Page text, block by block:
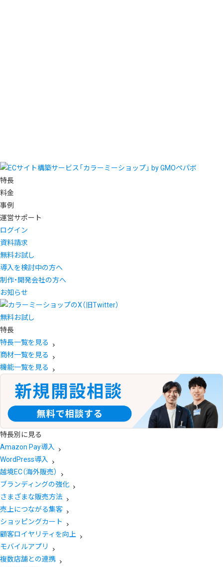
特長
料金
事例
運営サポート
ログイン
資料請求
無料お試し
導入を検討中の方へ
制作・開発会社の方へ
お知らせ
無料お試し
特長
特長一覧を見る
商材一覧を見る
機能一覧を見る
特長別に見る
Amazon Pay導入
WordPress導入
越境EC（海外販売）
ブランディングの強化
さまざまな販売方法
売上につながる集客
ショッピングカート
顧客ロイヤリティを向上
モバイルアプリ
複数店舗との連携